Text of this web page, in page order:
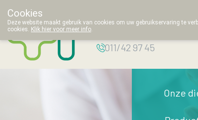
Apotheek
Thielemans
011/42 97 45
Onze
Cookies
Deze website maakt gebruik van cookies om uw gebruikservaring te
cookies. Klik hier voor meer info.